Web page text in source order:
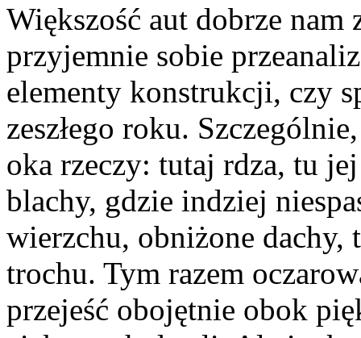
Większość aut dobrze nam
przyjemnie sobie
elementy konstrukcji, czy
zeszłego roku.
oka rzeczy: tutaj rdza, tu
blachy, gdzie indziej
wierzchu, obniżone
trochu. Tym razem
przejeść obojętnie obok